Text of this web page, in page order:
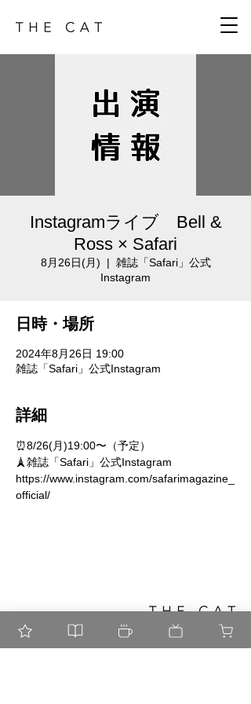
Instagramライブ Bell &
Ross × Safari
8月26日(月)
  |
雑誌「Safari」公式
Instagram
日時・場所
2024年8月26日 19:00
雑誌「Safari」公式Instagram
詳細
⏰8/26(月)19:00〜（予定）
🗼雑誌「Safari」公式Instagram
https://www.instagram.com/safarimagazine_
official/